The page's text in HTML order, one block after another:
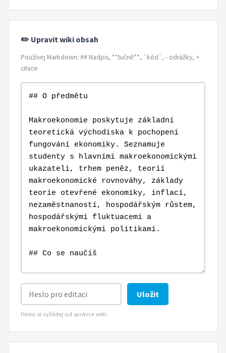
✏️ Upravit wiki obsah
Používej Markdown: ## Nadpis, **tučně**, `kód`, - odrážky, >
citace
Uložit
Heslo si vyžádej od správce wiki.